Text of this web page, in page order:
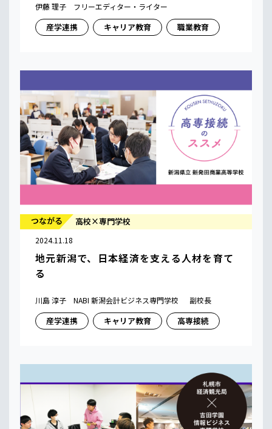
伊藤 理子 フリーエディター・ライター
産学連携 キャリア教育 職業教育
つながる 高校×専門学校
2024.11.18
地元新潟で、日本経済を支える人材を育て
る
川島 淳子 NABI 新潟会計ビジネス専門学校 副校長
産学連携 キャリア教育 高専接続